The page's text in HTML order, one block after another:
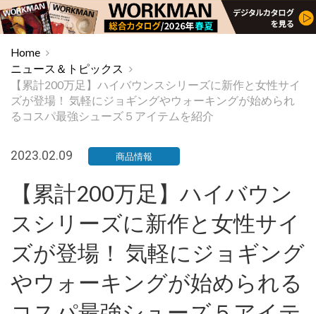
Home
ニュース＆トピックス
【累計200万足】ハイバウンスシリーズに新作と女性サイ
ズが登場！ 気軽にジョギングやウォーキングが始められ
るコスパ最強シューズ５アイテムを紹介
2023.02.09 商品情報
【累計200万足】ハイバウン
スシリーズに新作と女性サイ
ズが登場！ 気軽にジョギング
やウォーキングが始められる